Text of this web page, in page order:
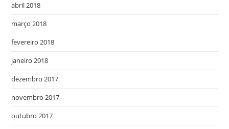
abril 2018
março 2018
fevereiro 2018
janeiro 2018
dezembro 2017
novembro 2017
outubro 2017